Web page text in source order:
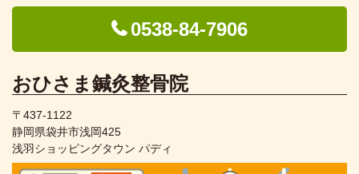
0538-84-7906
おひさま鍼灸整骨院
〒437-1122
静岡県袋井市浅岡425
浅羽ショッピングタウン パディ